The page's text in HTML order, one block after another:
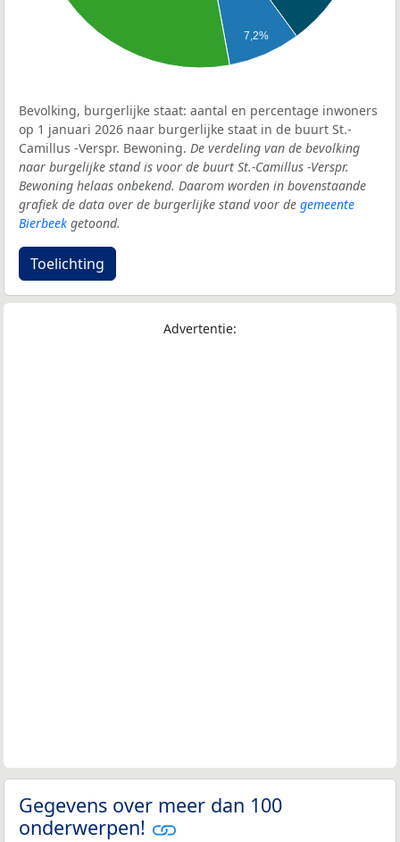
7,2%
Bevolking, burgerlijke staat: aantal en percentage inwoners
op 1 januari 2026 naar burgerlijke staat in de buurt St.-
Camillus -Verspr. Bewoning. De verdeling van de bevolking
naar burgelijke stand is voor de buurt St.-Camillus -Verspr.
Bewoning helaas onbekend. Daarom worden in bovenstaande
grafiek de data over de burgerlijke stand voor de gemeente
Bierbeek getoond.
Toelichting
Advertentie:
Gegevens over meer dan 100
onderwerpen!